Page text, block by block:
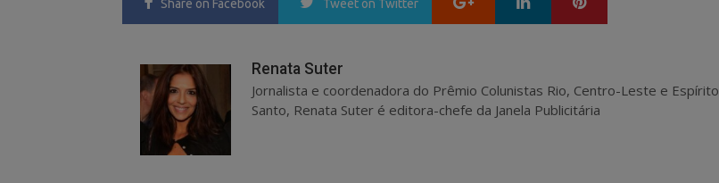
Share on Facebook Tweet on Twitter
Renata Suter
Jornalista e coordenadora do Prêmio Colunistas Rio, Centro-Leste e Espírito
Santo, Renata Suter é editora-chefe da Janela Publicitária